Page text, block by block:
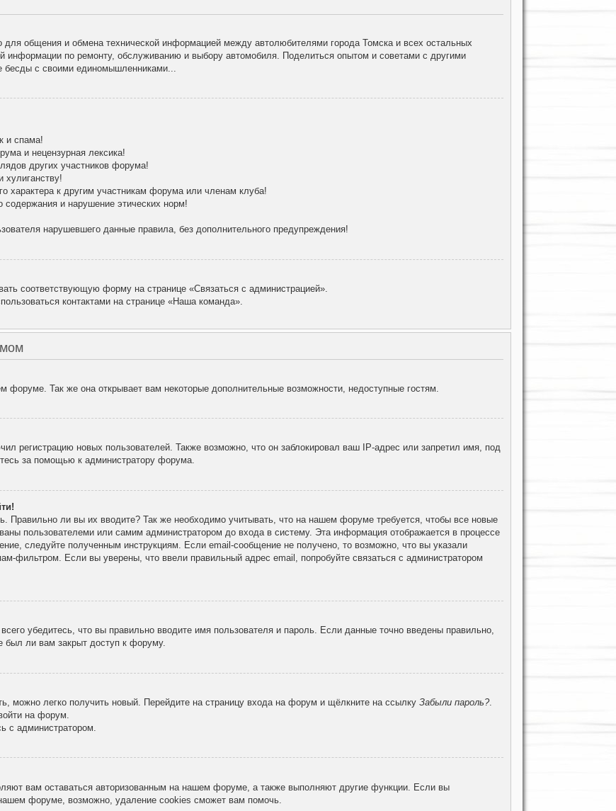
общения и обмена технической информацией между автолюбителями города Томска и всех остальных
информации по ремонту, обслуживанию и выбору автомобиля. Поделиться опытом и советами с другими
бесды с своими единомышленниками...
и спама!
и нецензурная лексика!
других участников форума!
хулиганству!
характера к другим участникам форума или членам клуба!
содержания и нарушение этических норм!
нарушевшего данные правила, без дополнительного предупреждения!
соответствующую форму на странице «Связаться с администрацией».
контактами на странице «Наша команда».
форуме. Так же она открывает вам некоторые дополнительные возможности, недоступные гостям.
регистрацию новых пользователей. Также возможно, что он заблокировал ваш IP-адрес или запретил имя, под
за помощью к администратору форума.
Правильно ли вы их вводите? Так же необходимо учитывать, что на нашем форуме требуется, чтобы все новые
пользователеми или самим администратором до входа в систему. Эта информация отображается в процессе
следуйте полученным инструкциям. Если email-сообщение не получено, то возможно, что вы указали
фильтром. Если вы уверены, что ввели правильный адрес email, попробуйте связаться с администратором
убедитесь, что вы правильно вводите имя пользователя и пароль. Если данные точно введены правильно,
был ли вам закрыт доступ к форуму.
можно легко получить новый. Перейдите на страницу входа на форум и щёлкните на ссылку Забыли пароль?.
на форум.
с администратором.
вам оставаться авторизованным на нашем форуме, а также выполняют другие функции. Если вы
форуме, возможно, удаление cookies сможет вам помочь.